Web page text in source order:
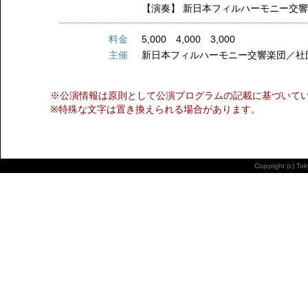
【演奏】 新日本フィルハーモニー交
料金
5,000 4,000 3,000
主催
新日本フィルハーモニー交響楽団／
※公演情報は原則として公演プログラムの記載に基づいて
※特殊な文字は置き換えられる場合があります。
Copyright (c)